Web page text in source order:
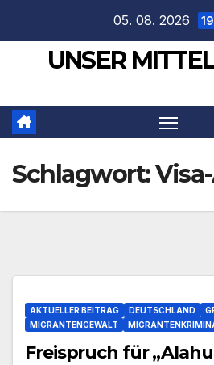
springen
05. 08. 2026
UNSER
Schlagwort:
AKTUELLER BEITRAG DEUTSCHLAND
MIGRANTENGEWALT
Freispruch für